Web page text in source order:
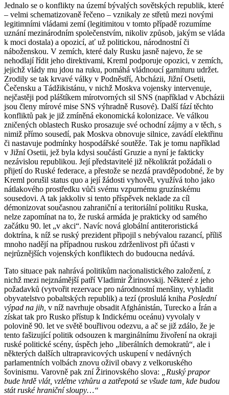
Jednalo se o konflikty na území bývalých sovětských republik, které
– velmi schematizovaně řečeno – vznikaly ze střetů mezi novými
legitimními vládami zemí (legitimitou v tomto případě rozumíme
uznání mezinárodním společenstvím, nikoliv způsob, jakým se vláda
k moci dostala) a opozicí, ať už politickou, národnostní či
náboženskou. V zemích, které daly Rusku jasně najevo, že se
nehodlají řídit jeho direktivami, Kreml podporuje opozici, v zemích,
jejichž vlády mu jdou na ruku, pomáhá vládnoucí garnituru udržet.
Zrodily se tak krvavé války v Podněstří, Abcházii, Jižní Osetii,
Čečensku a Tádžikistánu, v nichž Moskva vojensky intervenuje,
nejčastěji pod pláštíkem mírotvorných sil SNS (například v Abcházii
jsou členy mírové mise SNS výhradně Rusové). Další fází těchto
konfliktů pak je již zmíněná ekonomická kolonizace. Ve válkou
zničených oblastech Rusko prosazuje své ochodní zájmy a v těch, s
nimiž přímo sousedí, pak Moskva obnovuje silnice, zavádí elektřinu
či nastavuje podmínky hospodářské soutěže. Tak je tomu například
v Jižní Osetii, jež byla kdysi součástí Gruzie a nyní je fakticky
nezávislou republikou. Její představitelé již několikrát požádali o
přijetí do Ruské federace, a přestože se nezdá pravděpodobné, že by
Kreml porušil status quo a její žádosti vyhověl, využívá toho jako
nátlakového prostředku vůči svému vzpurnému gruzínskému
sousedovi. A tak jakkoliv si tento příspěvek neklade za cíl
démonizovat současnou zahraniční a teritoriální politiku Ruska,
nelze zapomínat na to, že ruská armáda je prakticky od samého
začátku 90. let „v akci“. Navíc nová globální antiteroristická
doktrína, k níž se ruský prezident připojil s nebývalou razancí, příliš
mnoho nadějí na případnou ruskou zdrženlivost při účasti v
nejrůznějších vojenských konfliktech do budoucna nedává.
Tato situace pak nahrává politikům nacionalistického založení, z
nichž mezi nejznámější patří Vladimir Žirinovskij. Některé z jeho
požadavků (vytvořit rezervace pro národnostní menšiny, vyhladit
obyvatelstvo pobaltských republik) a tezí (proslulá kniha Poslední
výpad na jih, v níž navrhuje obsadit Afghánistán, Turecko a Írán a
získat tak pro Rusko přístup k Indickému oceánu) vyvolaly v
polovině 90. let ve světě bouřlivou odezvu, a ač se již zdálo, že je
tento fašizující politik odsouzen k marginálnímu živoření na okraji
ruské politické scény, úspěch jeho „liberálních demokratů“, ale i
některých dalších ultrapravicových uskupení v nedávných
parlamentních volbách znovu oživil obavy z velkoruského
šovinismu. Varovně pak zní Žirinovského slova:
„Ruský prapor
bude hrdě vlát, vzlétne vzhůru a zatřepotá se všude tam, kde budou
stát ruské hraniční sloupy…“